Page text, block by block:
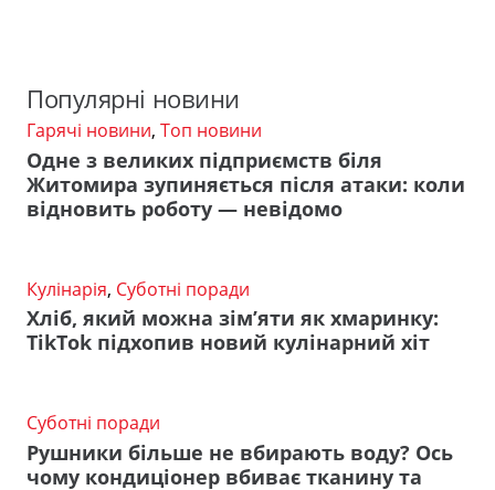
Популярні новини
Гарячі новини, Топ новини
Одне з великих підприємств біля
Житомира зупиняється після атаки: коли
відновить роботу — невідомо
Кулінарія, Суботні поради
Хліб, який можна зім’яти як хмаринку:
TikTok підхопив новий кулінарний хіт
Суботні поради
Рушники більше не вбирають воду? Ось
чому кондиціонер вбиває тканину та